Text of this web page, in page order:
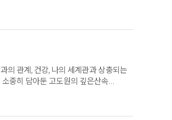
합니다. 감사합니다.
의 관계, 건강, 나의 세계관과 상충되는
중히 담아둔 고도원의 깊은산속
향하는 삶을 다시 찾아내는 체험이었다.
했다. 여기계신 모든 분들의 밝고